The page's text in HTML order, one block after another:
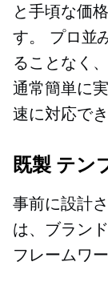
と手頃な価
す。 プロ並
ることなく
通常簡単に
速に対応でき
既製テン
事前に設計
は、ブラン
フレームワ